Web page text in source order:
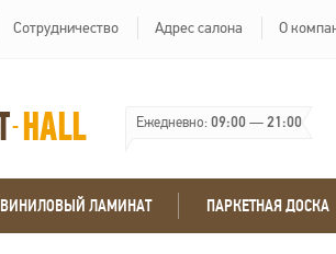
Сотрудничество Адрес салона О
Ежедневно:09:00—21:00
ВИНИЛОВЫЙ ЛАМИНАТ ПАРКЕТНАЯ ДОСКА